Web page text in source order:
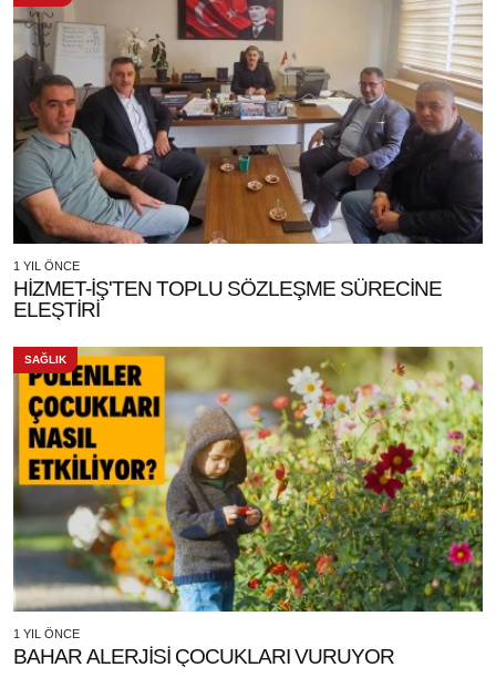
1 YIL ÖNCE
HİZMET-İŞ'TEN TOPLU SÖZLEŞME SÜRECİNE
ELEŞTİRİ
SAĞLIK
1 YIL ÖNCE
BAHAR ALERJİSİ ÇOCUKLARI VURUYOR